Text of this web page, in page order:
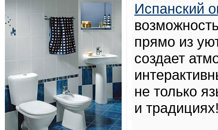
Испанский
прямо из
создает
не только
и